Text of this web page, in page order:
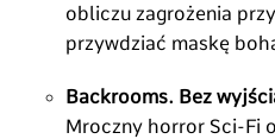
obliczu zagrożenia
przywdziać maskę
Backrooms. Bez
Mroczny horror Sci-Fi